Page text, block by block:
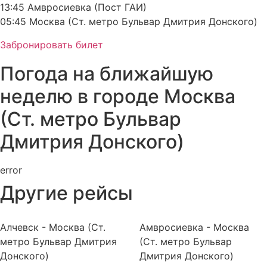
13:45 Амвросиевка (Пост ГАИ)
05:45 Москва (Ст. метро Бульвар Дмитрия Донского)
Забронировать билет
Погода на ближайшую
неделю в городе Москва
(Ст. метро Бульвар
Дмитрия Донского)
error
Другие рейсы
Алчевск - Москва (Ст.
метро Бульвар Дмитрия
Донского)
Амвросиевка - Москва
(Ст. метро Бульвар
Дмитрия Донского)